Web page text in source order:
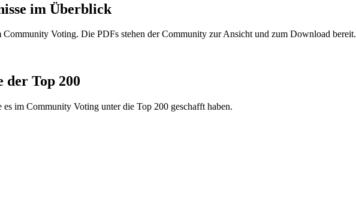
im Überblick
Voting. Die PDFs stehen der Community zur Ansicht und zum Download bereit.
der Top 200
im Community Voting unter die Top 200 geschafft haben.